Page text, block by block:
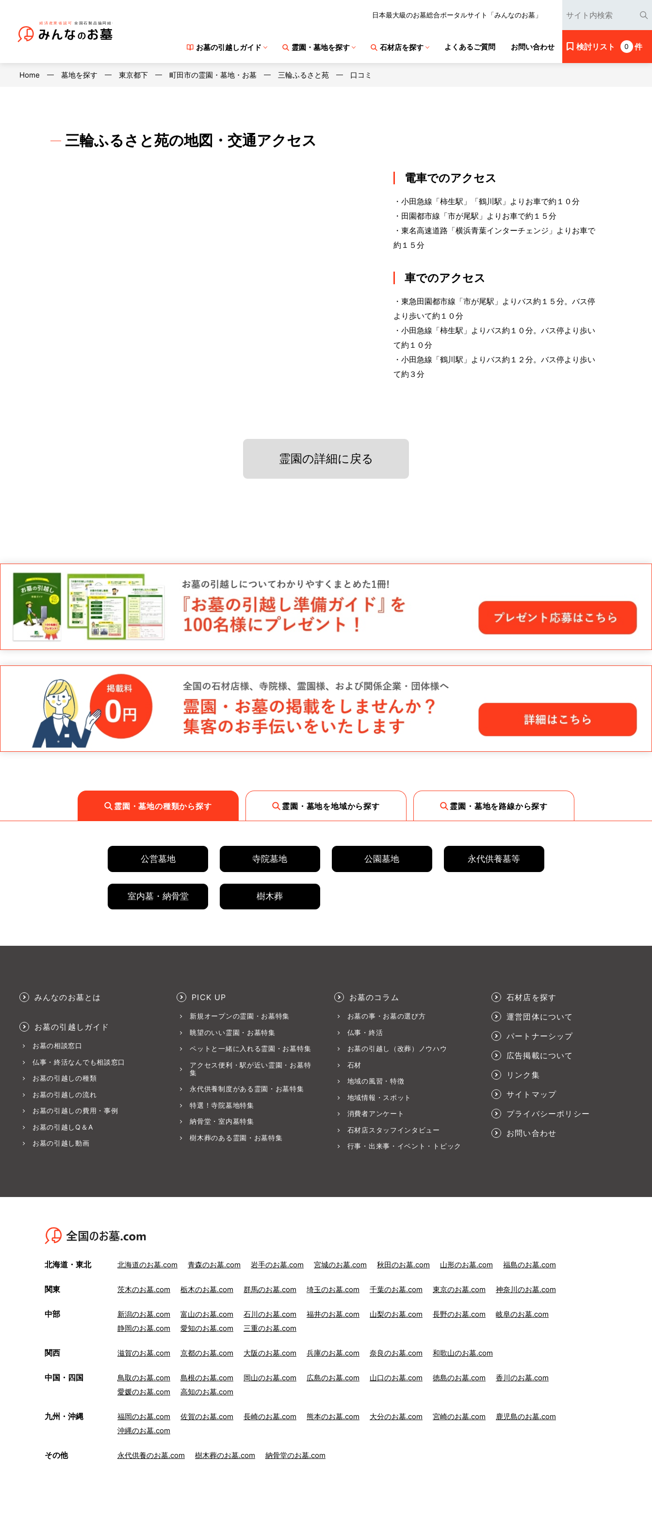
日本最大級のお墓総合ポータルサイト「みんなのお墓」
お墓の引越しガイド 霊園・墓地を探す 石材店を探す よくあるご質問 お問い合わせ 検討リスト 0 件
Home 墓地を探す 東京都下 町田市の霊園・墓地・お墓 三輪ふるさと苑 口コミ
三輪ふるさと苑の地図・交通アクセス
電車でのアクセス
・小田急線「柿生駅」「鶴川駅」よりお車で約１０分
・田園都市線「市が尾駅」よりお車で約１５分
・東名高速道路「横浜青葉インターチェンジ」よりお車で
約１５分
車でのアクセス
・東急田園都市線「市が尾駅」よりバス約１５分。バス停
より歩いて約１０分
・小田急線「柿生駅」よりバス約１０分。バス停より歩い
て約１０分
・小田急線「鶴川駅」よりバス約１２分。バス停より歩い
て約３分
霊園の詳細に戻る
霊園・墓地の種類から探す 霊園・墓地を地域から探す 霊園・墓地を路線から探す
公営墓地 寺院墓地 公園墓地 永代供養墓等
室内墓・納骨堂 樹木葬
みんなのお墓とは
お墓の引越しガイド
お墓の相談窓口
仏事・終活なんでも相談窓口
お墓の引越しの種類
お墓の引越しの流れ
お墓の引越しの費用・事例
お墓の引越しQ＆A
お墓の引越し動画
PICK UP
新規オープンの霊園・お墓特集
眺望のいい霊園・お墓特集
ペットと一緒に入れる霊園・お墓特集
アクセス便利・駅が近い霊園・お墓特
集
永代供養制度がある霊園・お墓特集
特選！寺院墓地特集
納骨堂・室内墓特集
樹木葬のある霊園・お墓特集
お墓のコラム
お墓の事・お墓の選び方
仏事・終活
お墓の引越し（改葬）ノウハウ
石材
地域の風習・特徴
地域情報・スポット
消費者アンケート
石材店スタッフインタビュー
行事・出来事・イベント・トピック
石材店を探す
運営団体について
パートナーシップ
広告掲載について
リンク集
サイトマップ
プライバシーポリシー
お問い合わせ
北海道・東北 北海道のお墓.com 青森のお墓.com 岩手のお墓.com 宮城のお墓.com 秋田のお墓.com 山形のお墓.com 福島のお墓.com
関東 茨木のお墓.com 栃木のお墓.com 群馬のお墓.com 埼玉のお墓.com 千葉のお墓.com 東京のお墓.com 神奈川のお墓.com
中部 新潟のお墓.com 富山のお墓.com 石川のお墓.com 福井のお墓.com 山梨のお墓.com 長野のお墓.com
岐阜のお墓.com
静岡のお墓.com
愛知のお墓.com 三重のお墓.com
関西 滋賀のお墓.com 京都のお墓.com 大阪のお墓.com 兵庫のお墓.com 奈良のお墓.com 和歌山のお墓.com
中国・四国 鳥取のお墓.com 島根のお墓.com 岡山のお墓.com 広島のお墓.com 山口のお墓.com 徳島のお墓.com
香川のお墓.com
愛媛のお墓.com
高知のお墓.com
九州・沖縄 福岡のお墓.com 佐賀のお墓.com 長崎のお墓.com 熊本のお墓.com 大分のお墓.com 宮崎のお墓.com
鹿児島のお墓.com
沖縄のお墓.com
その他 永代供養のお墓.com 樹木葬のお墓.com 納骨堂のお墓.com